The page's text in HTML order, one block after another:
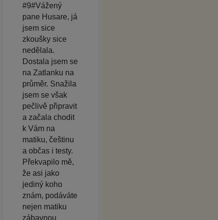
#9#Vážený
pane Husare, já
jsem sice
zkoušky sice
nedělala.
Dostala jsem se
na Zatlanku na
průměr. Snažila
jsem se však
pečlivě připravit
a začala chodit
k Vám na
matiku, češtinu
a občas i testy.
Překvapilo mě,
že asi jako
jediný koho
znám, podáváte
nejen matiku
zábavnou